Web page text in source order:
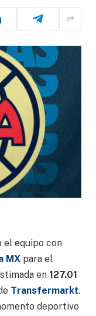
el equipo con
MX para el
en 127.01
Transfermarkt.
deportivo